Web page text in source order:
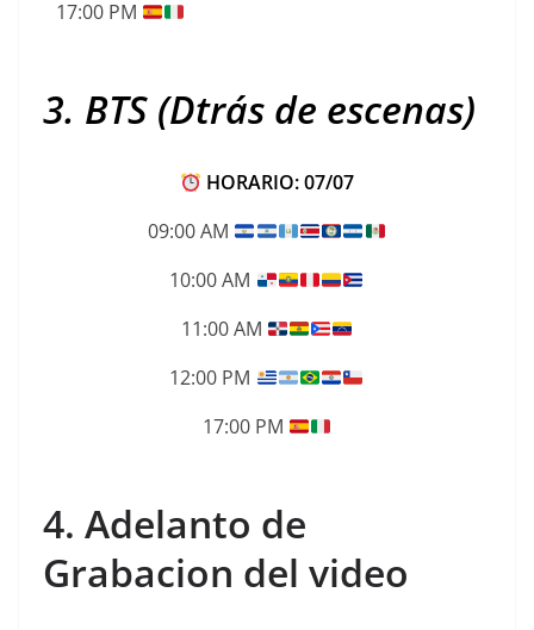
17:00 PM
3. BTS (Dtrás de escenas)
HORARIO: 07/07
09:00 AM
10:00 AM
11:00 AM
12:00 PM
17:00 PM
4. Adelanto de
Grabacion del video